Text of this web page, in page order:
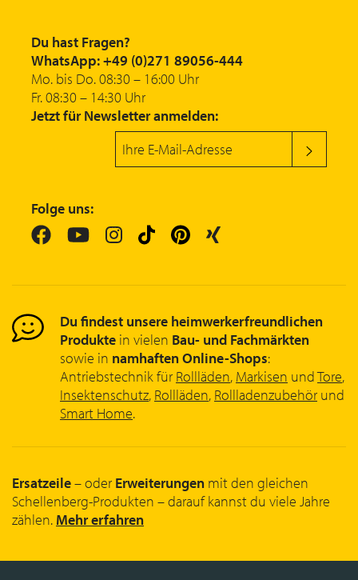
Du hast Fragen?
WhatsApp: +49 (0)271 89056-444
Mo. bis Do. 08:30 – 16:00 Uhr
Fr. 08:30 – 14:30 Uhr
Jetzt für Newsletter anmelden:
Folge uns:
Du findest unsere heimwerkerfreundlichen
Produkte in vielen Bau- und Fachmärkten
sowie in namhaften Online-Shops:
Antriebstechnik für Rollläden, Markisen undTore,
Insektenschutz, Rollläden, Rollladenzubehör und
Smart Home.
Ersatzeile– oder Erweiterungen mit den gleichen
Schellenberg-Produkten – darauf kannst du viele Jahre
zählen. Mehr erfahren